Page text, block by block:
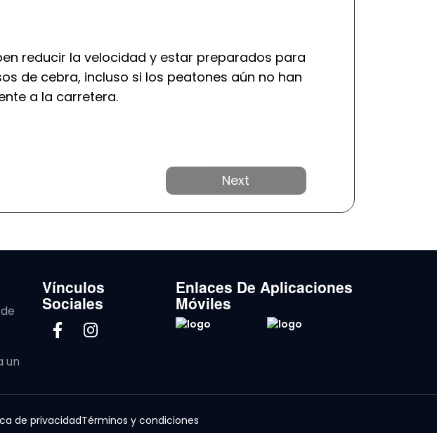
reducir la velocidad y estar preparados para
de cebra, incluso si los peatones aún no han
a la carretera.
Próximo
un
Vínculos
Sociales
Enlaces De Aplicaciones
Móviles
de privacidadTérminos y condiciones